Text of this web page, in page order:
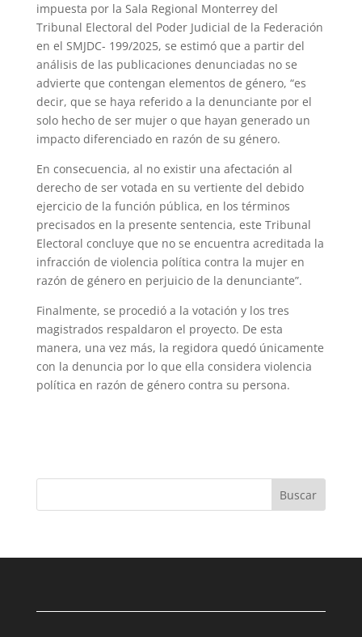
impuesta por la Sala Regional Monterrey del
Tribunal Electoral del Poder Judicial de la Federación
en el SMJDC- 199/2025, se estimó que a partir del
análisis de las publicaciones denunciadas no se
advierte que contengan elementos de género, “es
decir, que se haya referido a la denunciante por el
solo hecho de ser mujer o que hayan generado un
impacto diferenciado en razón de su género.
En consecuencia, al no existir una afectación al
derecho de ser votada en su vertiente del debido
ejercicio de la función pública, en los términos
precisados en la presente sentencia, este Tribunal
Electoral concluye que no se encuentra acreditada la
infracción de violencia política contra la mujer en
razón de género en perjuicio de la denunciante”.
Finalmente, se procedió a la votación y los tres
magistrados respaldaron el proyecto. De esta
manera, una vez más, la regidora quedó únicamente
con la denuncia por lo que ella considera violencia
política en razón de género contra su persona.
Buscar